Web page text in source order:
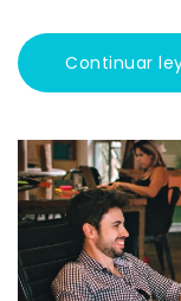
Continuar